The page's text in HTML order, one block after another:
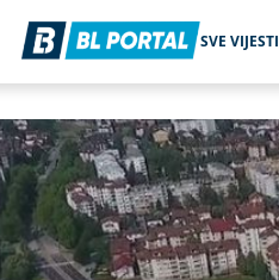
SVE VIJESTI